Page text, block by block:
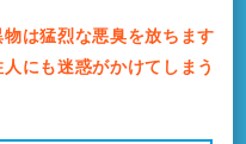
は猛烈な悪臭を放ちます
にも迷惑がかけてしまう